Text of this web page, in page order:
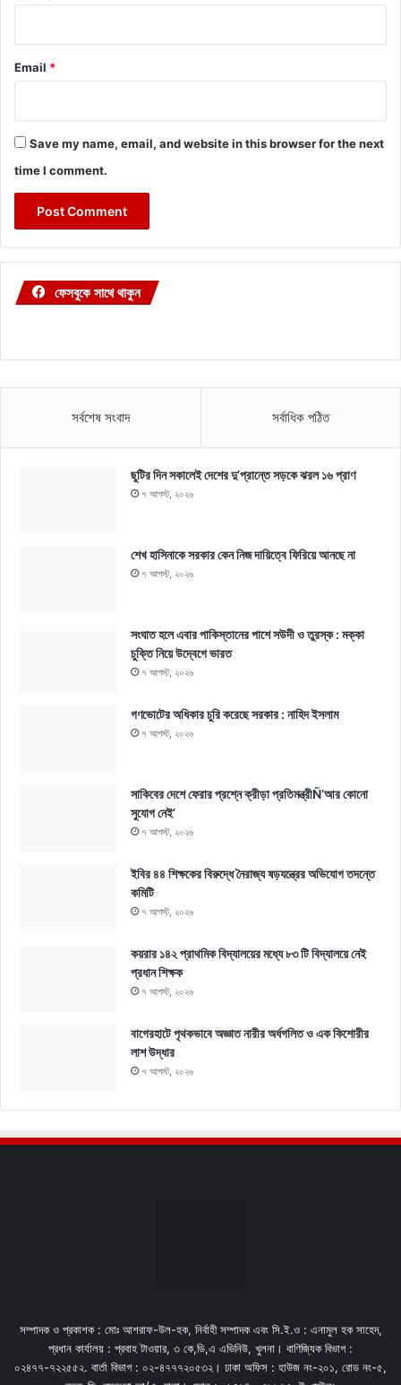
Email *
Save my name, email, and website in this browser for the next
time I comment.
ফেসবুকে সাথে থাকুন
সর্বশেষ সংবাদ সর্বাধিক পঠিত
ছুটির দিন সকালেই দেশের দু’প্রান্তে সড়কে ঝরল ১৬ প্রাণ
৭ আগস্ট, ২০২৬
শেখ হাসিনাকে সরকার কেন নিজ দায়িত্বে ফিরিয়ে আনছে না
৭ আগস্ট, ২০২৬
সংঘাত হলে এবার পাকিস্তানের পাশে সউদী ও তুরস্ক : মক্কা
চুক্তি নিয়ে উদ্বেগে ভারত
৭ আগস্ট, ২০২৬
গণভোটের অধিকার চুরি করেছে সরকার : নাহিদ ইসলাম
৭ আগস্ট, ২০২৬
সাকিবের দেশে ফেরার প্রশ্নে ক্রীড়া প্রতিমন্ত্রীÑ‘আর কোনো
সুযোগ নেই’
৭ আগস্ট, ২০২৬
ইবির ৪৪ শিক্ষকের বিরুদ্ধে নৈরাজ্য ষড়যন্ত্রের অভিযোগ তদন্তে
কমিটি
৭ আগস্ট, ২০২৬
কয়রার ১৪২ প্রাথমিক বিদ্যালয়ের মধ্যে ৮৩ টি বিদ্যালয়ে নেই
প্রধান শিক্ষক
৭ আগস্ট, ২০২৬
বাগেরহাটে পৃথকভাবে অজ্ঞাত নারীর অর্ধগলিত ও এক কিশোরীর
লাশ উদ্ধার
৭ আগস্ট, ২০২৬
সম্পাদক ও প্রকাশক : মোঃ আশরাফ-উল-হক, নির্বাহী সম্পাদক এবং সি.ই.ও : এনামুল হক সাহেদ,
প্রধান কার্যালয় : প্রবাহ টাওয়ার, ৩ কে,ডি,এ এভিনিউ, খুলনা। বাণিজ্যিক বিভাগ :
০২৪৭৭-৭২২৫৫২. বার্তা বিভাগ : ০২-৪৭৭৭২০৫৩২। ঢাকা অফিস : হাউজ নং-২০১, রোড নং-৫,